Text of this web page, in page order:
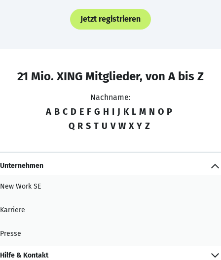
Jetzt registrieren
21 Mio. XING Mitglieder, von A bis Z
Nachname:
A B C D E F G H I J K L M N O P
Q R S T U V W X Y Z
Unternehmen
New Work SE
Karriere
Presse
Hilfe & Kontakt